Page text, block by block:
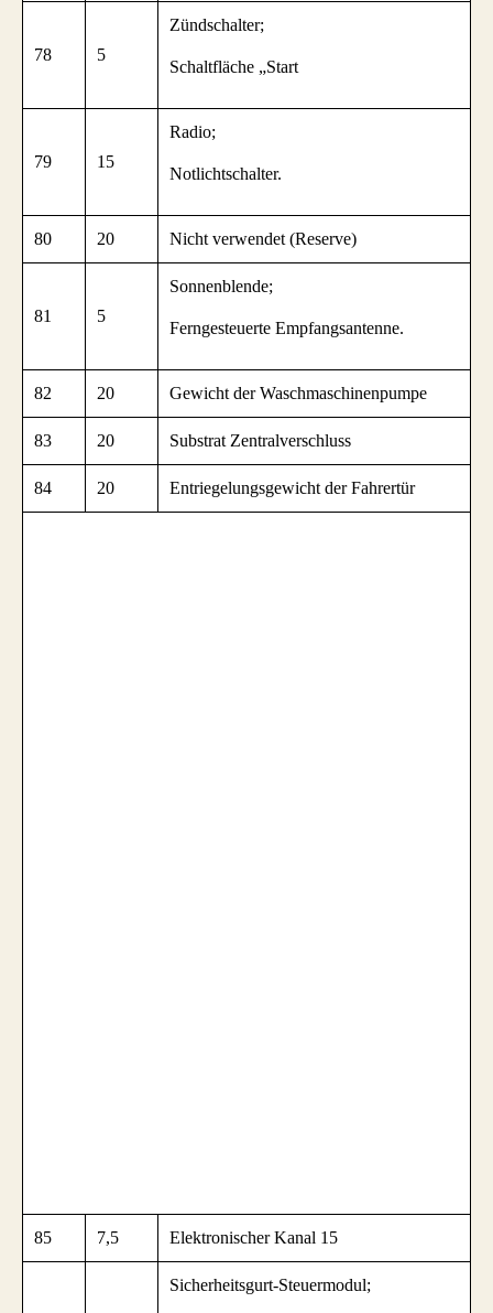
78 5
Zündschalter;
Schaltfläche „Start
79 15
Radio;
Notlichtschalter.
80 20 Nicht verwendet (Reserve)
81 5
Sonnenblende;
Ferngesteuerte Empfangsantenne.
82 20 Gewicht der Waschmaschinenpumpe
83 20 Substrat Zentralverschluss
84 20 Entriegelungsgewicht der Fahrertür
85 7,5 Elektronischer Kanal 15
Sicherheitsgurt-Steuermodul;